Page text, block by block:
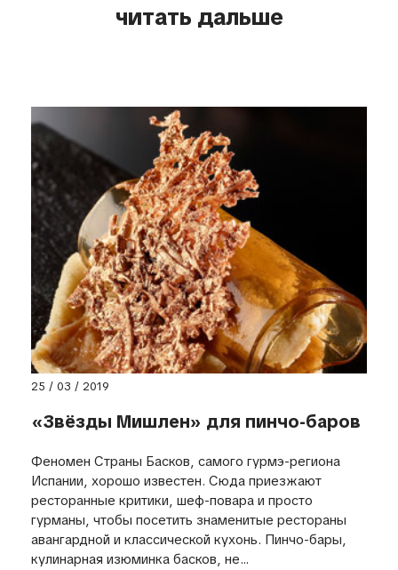
читать дальше
25 / 03 / 2019
«Звёзды Мишлен» для пинчо-баров
Феномен Страны Басков, самого гурмэ-региона
Испании, хорошо известен. Сюда приезжают
ресторанные критики, шеф-повара и просто
гурманы, чтобы посетить знаменитые рестораны
авангардной и классической кухонь. Пинчо-бары,
кулинарная изюминка басков, не...